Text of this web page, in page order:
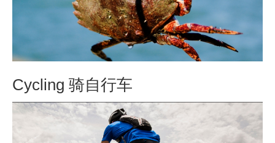
Cycling 骑自行车